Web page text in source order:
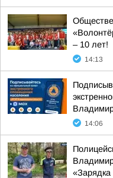
– 10 лет!
14:13
14:06
«Зарядка